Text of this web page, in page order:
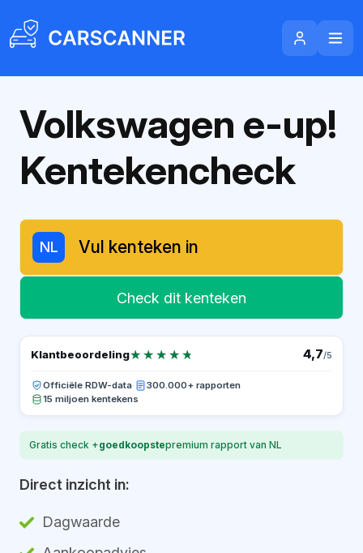
Volkswagen e-up!
Kentekencheck
NL
Check dit kenteken
Klantbeoordeling★★★★★
★★★★★ 4,7/5
Officiële RDW-data·
300.000+ rapporten
15 miljoen kentekens
Gratis check +goedkoopstepremium rapport van NL
Direct inzicht in:
Dagwaarde